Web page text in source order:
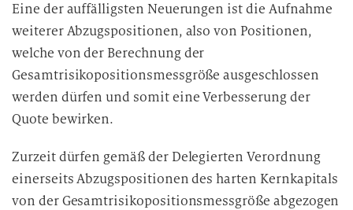
Eine der auffälligsten Neuerungen ist die Aufnahme
weiterer Abzugspositionen, also von Positionen,
welche von der Berechnung der
Gesamtrisikopositionsmessgröße ausgeschlossen
werden dürfen und somit eine Verbesserung der
Quote bewirken.
Zurzeit dürfen gemäß der Delegierten Verordnung
einerseits Abzugspositionen des harten Kernkapitals
von der Gesamtrisikopositionsmessgröße abgezogen